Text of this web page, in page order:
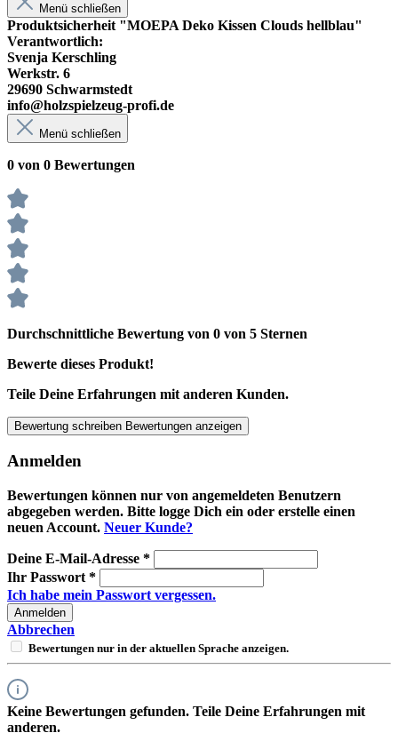
Menü schließen
Produktsicherheit "MOEPA Deko Kissen Clouds hellblau"
Verantwortlich:
Svenja Kerschling
Werkstr. 6
29690 Schwarmstedt
info@holzspielzeug-profi.de
Menü schließen
0 von 0 Bewertungen
Durchschnittliche Bewertung von 0 von 5 Sternen
Bewerte dieses Produkt!
Teile Deine Erfahrungen mit anderen Kunden.
Bewertung schreiben Bewertungen anzeigen
Anmelden
Bewertungen können nur von angemeldeten Benutzern
abgegeben werden. Bitte logge Dich ein oder erstelle einen
neuen Account. Neuer Kunde?
Deine E-Mail-Adresse *
Ihr Passwort *
Ich habe mein Passwort vergessen.
Anmelden
Abbrechen
Bewertungen nur in der aktuellen Sprache anzeigen.
Keine Bewertungen gefunden. Teile Deine Erfahrungen mit
anderen.